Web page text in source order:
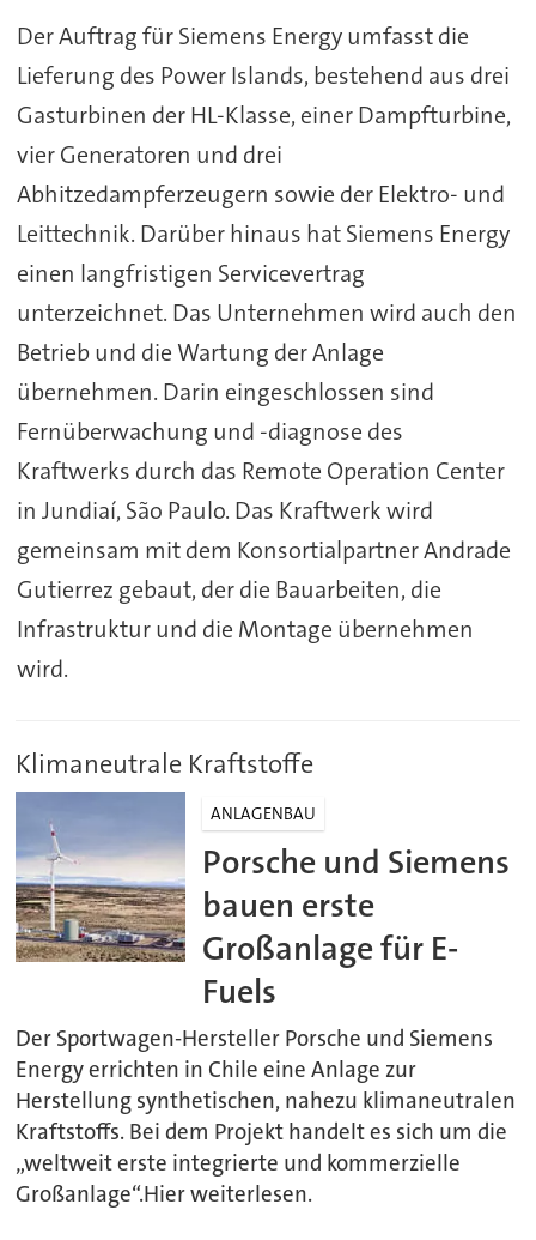
Der Auftrag für Siemens Energy umfasst die
Lieferung des Power Islands, bestehend aus drei
Gasturbinen der HL-Klasse, einer Dampfturbine,
vier Generatoren und drei
Abhitzedampferzeugern sowie der Elektro- und
Leittechnik. Darüber hinaus hat Siemens Energy
einen langfristigen Servicevertrag
unterzeichnet. Das Unternehmen wird auch den
Betrieb und die Wartung der Anlage
übernehmen. Darin eingeschlossen sind
Fernüberwachung und -diagnose des
Kraftwerks durch das Remote Operation Center
in Jundiaí, São Paulo. Das Kraftwerk wird
gemeinsam mit dem Konsortialpartner Andrade
Gutierrez gebaut, der die Bauarbeiten, die
Infrastruktur und die Montage übernehmen
wird.
Klimaneutrale Kraftstoffe
ANLAGENBAU
Porsche und Siemens
bauen erste
Großanlage für E-
Fuels
Der Sportwagen-Hersteller Porsche und Siemens
Energy errichten in Chile eine Anlage zur
Herstellung synthetischen, nahezu klimaneutralen
Kraftstoffs. Bei dem Projekt handelt es sich um die
„weltweit erste integrierte und kommerzielle
Großanlage“.Hier weiterlesen.